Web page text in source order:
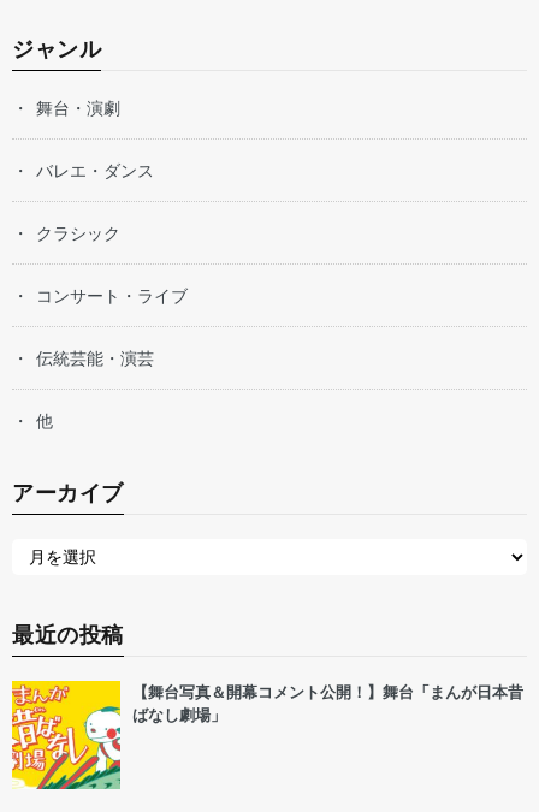
ジャンル
舞台・演劇
バレエ・ダンス
クラシック
コンサート・ライブ
伝統芸能・演芸
他
アーカイブ
最近の投稿
【舞台写真＆開幕コメント公開！】舞台「まんが日本昔
ばなし劇場」